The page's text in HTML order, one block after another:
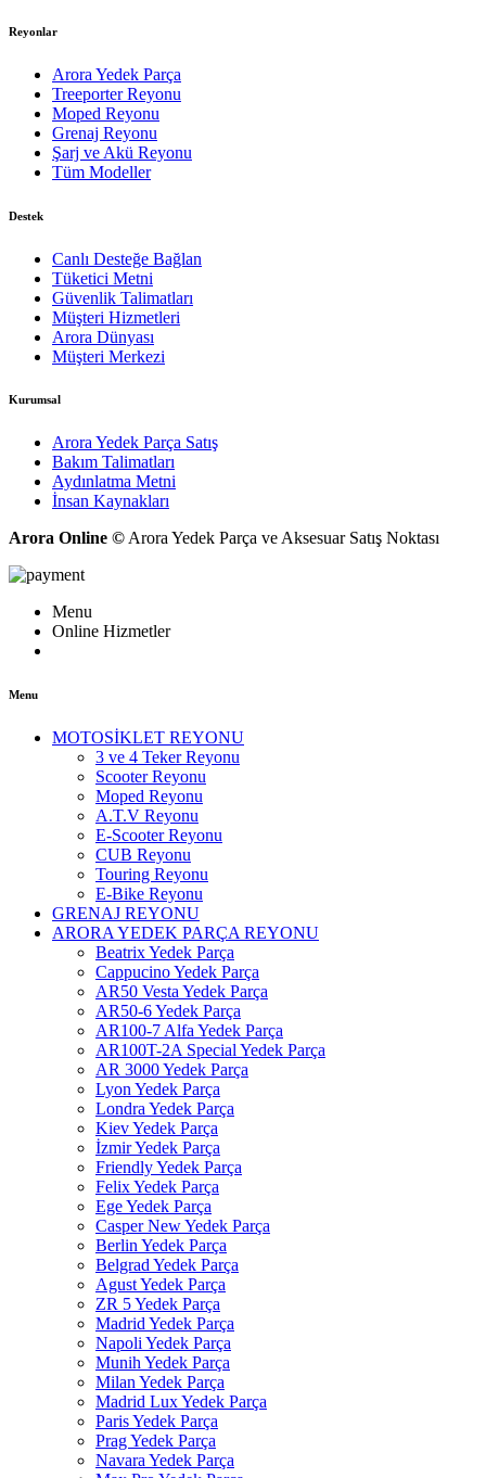
Reyonlar
Arora Yedek Parça
Treeporter Reyonu
Moped Reyonu
Grenaj Reyonu
Şarj ve Akü Reyonu
Tüm Modeller
Destek
Canlı Desteğe Bağlan
Tüketici Metni
Güvenlik Talimatları
Müşteri Hizmetleri
Arora Dünyası
Müşteri Merkezi
Kurumsal
Arora Yedek Parça Satış
Bakım Talimatları
Aydınlatma Metni
İnsan Kaynakları
Arora Online ©Arora Yedek Parça ve Aksesuar Satış Noktası
Menu
Online Hizmetler
Menu
MOTOSİKLET REYONU
3 ve 4 Teker Reyonu
Scooter Reyonu
Moped Reyonu
A.T.V Reyonu
E-Scooter Reyonu
CUB Reyonu
Touring Reyonu
E-Bike Reyonu
GRENAJ REYONU
ARORA YEDEK PARÇA REYONU
Beatrix Yedek Parça
Cappucino Yedek Parça
AR50 Vesta Yedek Parça
AR50-6 Yedek Parça
AR100-7 Alfa Yedek Parça
AR100T-2A Special Yedek Parça
AR 3000 Yedek Parça
Lyon Yedek Parça
Londra Yedek Parça
Kiev Yedek Parça
İzmir Yedek Parça
Friendly Yedek Parça
Felix Yedek Parça
Ege Yedek Parça
Casper New Yedek Parça
Berlin Yedek Parça
Belgrad Yedek Parça
Agust Yedek Parça
ZR 5 Yedek Parça
Madrid Yedek Parça
Napoli Yedek Parça
Munih Yedek Parça
Milan Yedek Parça
Madrid Lux Yedek Parça
Paris Yedek Parça
Prag Yedek Parça
Navara Yedek Parça